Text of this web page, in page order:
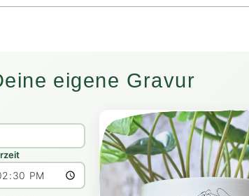
eigene Gravur